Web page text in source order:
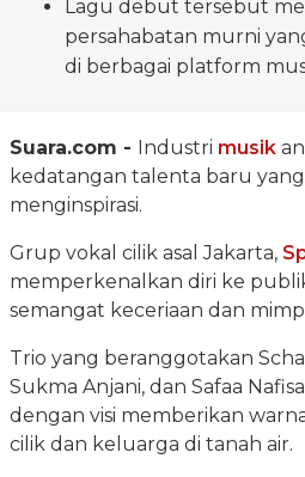
Lagu debut tersebut
persahabatan murni
di berbagai platform
Suara.com - Industri musik
kedatangan talenta baru
menginspirasi.
Grup vokal cilik asal Jakarta,
memperkenalkan diri ke
semangat keceriaan dan
Trio yang beranggotakan
Sukma Anjani, dan Safaa
dengan visi memberikan
cilik dan keluarga di tanah air.